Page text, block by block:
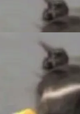
后
。
T
贝
的
术
，